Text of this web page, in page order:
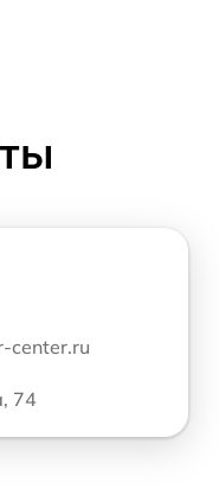
center.ru
74